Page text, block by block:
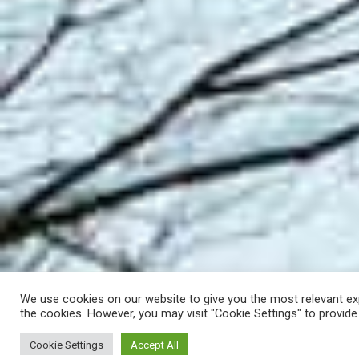
We use cookies on our website to give you the most relevant
the cookies. However, you may visit "Cookie Settings" to
Cookie Settings Accept All